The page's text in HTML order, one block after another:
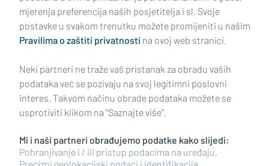
Impressum Uvjeti korištenja Politika privatnosti
Politika kolačića Kontakt Pritužbe Suradnici
Oglašavanje
RUBRIKE
BRODSKO-POSAVSKA ŽUPANIJA
mjerenja preferencija naših posjetitelja i sl. Svoje
postavke u svakom trenutku možete promijeniti u našim
Pravilima o zaštiti privatnosti na ovoj web stranici.
Neki partneri ne traže vaš pristanak za obradu vaših
podataka već se pozivaju na svoj legitimni poslovni
interes. Takvom načinu obrade podataka možete se
usprotiviti klikom na "Saznajte više".
Mi i naši partneri obrađujemo podatke kako slijedi:
Pohranjivanje i / ili pristup podacima na uređaju,